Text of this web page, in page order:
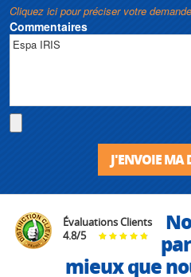
Cliquez ici pour préciser votre demande
Commentaires
J'ENVOIE MA
Évaluations Clients
4.8/5
mieux que